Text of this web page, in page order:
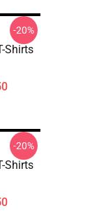
Shirts
-20%
Shirts
-20%